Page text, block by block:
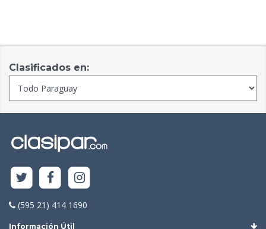
Clasificados en:
(595 21) 414 1690
Información Útil